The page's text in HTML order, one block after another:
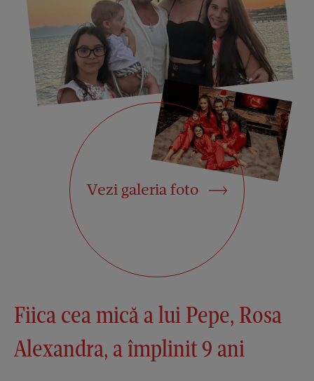
Vezi galeria foto
Fiica cea mică a lui Pepe, Rosa
Alexandra, a împlinit 9 ani